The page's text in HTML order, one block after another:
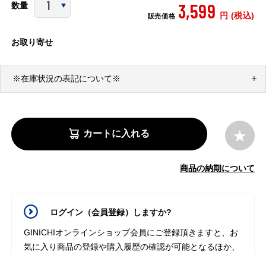
数量
販売価格 3,599 円 (税込)
お取り寄せ
※在庫状況の表記について※
カートに入れる
商品の納期について
ログイン（会員登録）しますか?
GINICHIオンラインショップ会員にご登録頂きますと、お
気に入り商品の登録や購入履歴の確認が可能となるほか、